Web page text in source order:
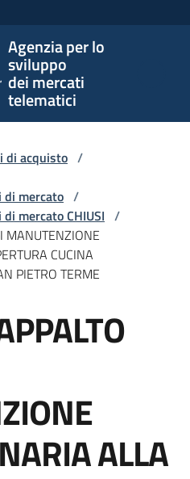
Agenzia per lo
sviluppo
dei mercati
telematici
di acquisto /
mercato /
mercato CHIUSI /
MANUTENZIONE
CUCINA
PIETRO TERME
ALLA